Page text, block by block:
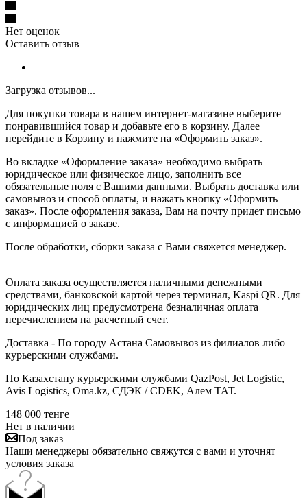
Нет оценок
Оставить отзыв
Загрузка отзывов...
Для покупки товара в нашем интернет-магазине выберите
понравившийся товар и добавьте его в корзину. Далее
перейдите в Корзину и нажмите на «Оформить заказ».
Во вкладке «Оформление заказа» необходимо выбрать
юридическое или физическое лицо, заполнить все
обязательные поля с Вашими данными. Выбрать доставка или
самовывоз и способ оплаты, и нажать кнопку «Оформить
заказ». После оформления заказа, Вам на почту придет письмо
с информацией о заказе.
После обработки, сборки заказа с Вами свяжется менеджер.
Оплата заказа осуществляется наличными денежными
средствами, банковской картой через терминал, Kaspi QR. Для
юридических лиц предусмотрена безналичная оплата
перечислением на расчетный счет.
Доставка - По городу Астана Самовывоз из филиалов либо
курьерскими службами.
По Казахстану курьерскими службами QazPost, Jet Logistic,
Avis Logistics, Oma.kz, СДЭК / CDEK, Алем ТАТ.
148 000 тенге
Нет в наличии
Под заказ
Наши менеджеры обязательно свяжутся с вами и уточнят
условия заказа